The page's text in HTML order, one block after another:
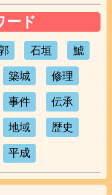
ード
石垣 鯱
築城 修理
事件 伝承
地域 歴史
平成